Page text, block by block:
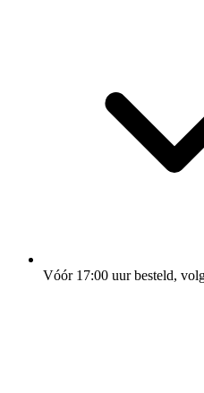
Vóór 17:00 uur besteld,